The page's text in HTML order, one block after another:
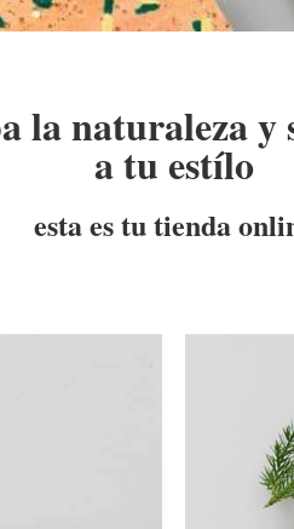
la naturaleza y
a tu estílo
esta es tu tienda